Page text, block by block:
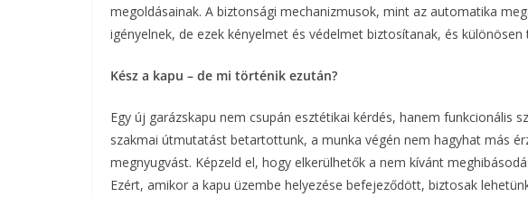
megoldásainak. A biztonsági mechanizmusok, mint az automatika
igényelnek, de ezek kényelmet és védelmet biztosítanak, és
Kész a kapu – de mi történik ezután?
Egy új garázskapu nem csupán esztétikai kérdés, hanem funkcionális
szakmai útmutatást betartottunk, a munka végén nem hagyhat más
megnyugvást. Képzeld el, hogy elkerülhetők a nem kívánt
Ezért, amikor a kapu üzembe helyezése befejeződött, biztosak